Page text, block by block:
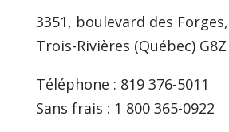
3351, boulevard des Forges,
Trois-Rivières (Québec)
Téléphone : 819 376-5011
Sans frais : 1 800 365-0922